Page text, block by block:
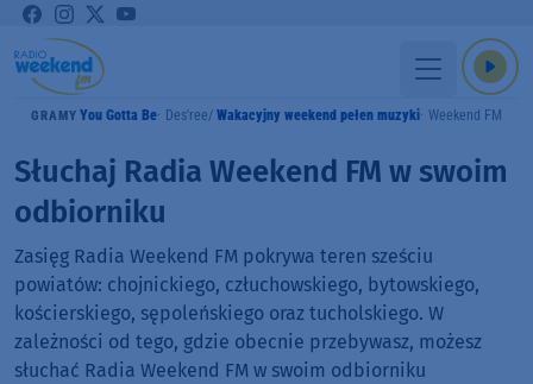
GRAMY You Gotta Be Des'ree Wakacyjny weekend pełen muzyki Weekend FM
Słuchaj Radia Weekend FM w swoim
odbiorniku
Zasięg Radia Weekend FM pokrywa teren sześciu
powiatów: chojnickiego, człuchowskiego, bytowskiego,
kościerskiego, sępoleńskiego oraz tucholskiego. W
zależności od tego, gdzie obecnie przebywasz, możesz
słuchać Radia Weekend FM w swoim odbiorniku